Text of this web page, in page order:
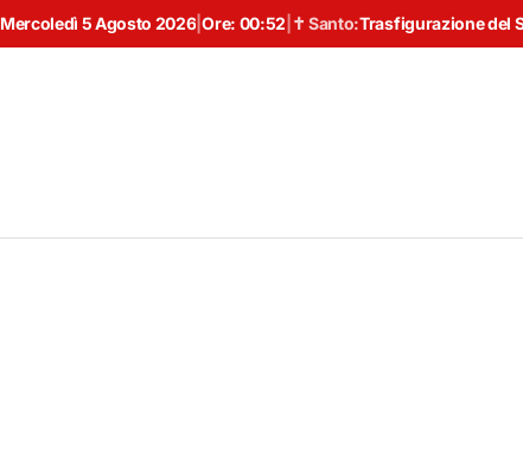
Mercoledì 5 Agosto 2026 |Ore: 00:52 ✝ Santo:Trasfigurazione del